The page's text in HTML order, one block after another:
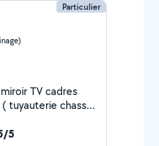
Particulier
TV cadres
chasse
5